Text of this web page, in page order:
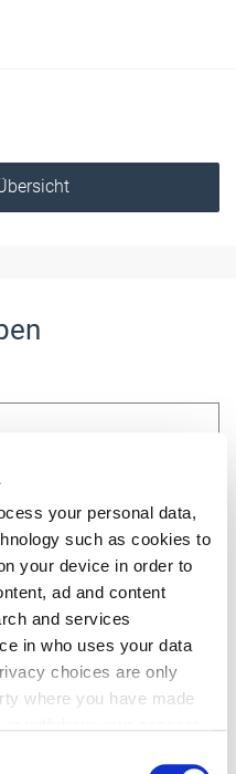
your personal data,
such as cookies to
your device in order to
ad and content
and services
in who uses your data
choices are only
where you have made